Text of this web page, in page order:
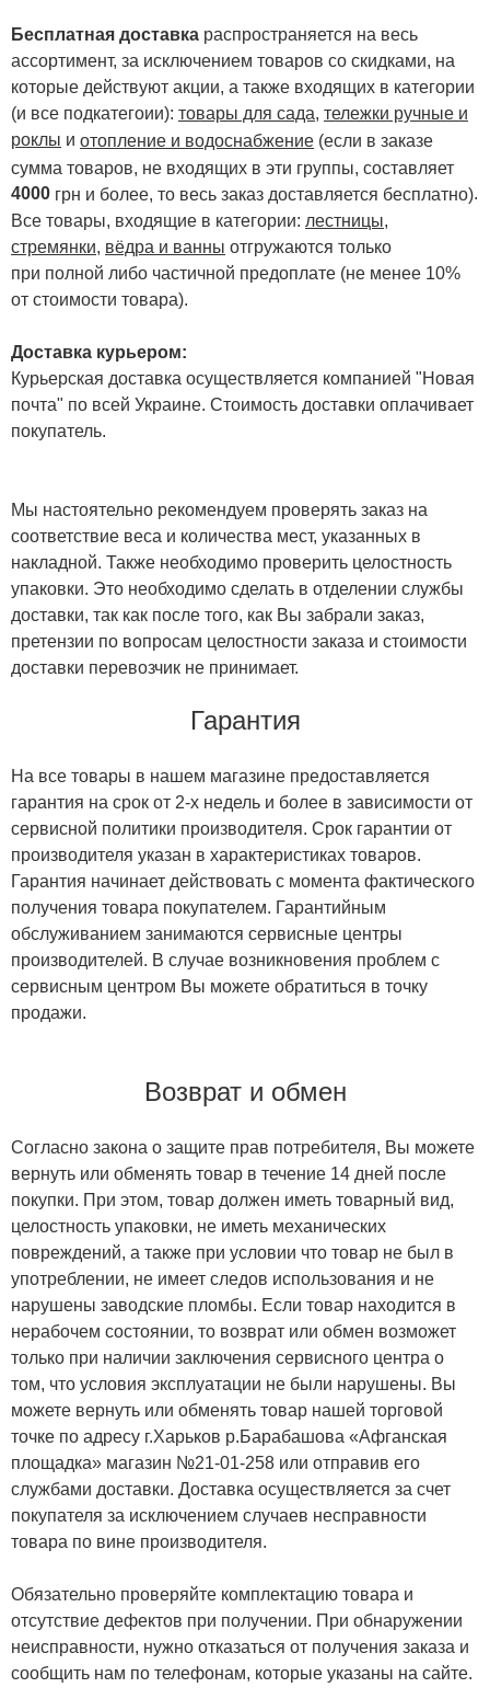
Бесплатная доставка распространяется на весь
ассортимент, за исключением товаров со скидками, на
которые действуют акции, а также входящих в категории
(и все подкатегоии): товары для сада, тележки ручные и
роклы и отопление и водоснабжение (если в заказе
сумма товаров, не входящих в эти группы, составляет
4000 грн и более, то весь заказ доставляется бесплатно).
Все товары, входящие в категории: лестницы,
стремянки, вёдра и ванны отгружаются только
при полной либо частичной предоплате (не менее 10%
от стоимости товара).
Доставка курьером:
Курьерская доставка осуществляется компанией "Новая
почта" по всей Украине. Стоимость доставки оплачивает
покупатель.
Мы настоятельно рекомендуем проверять заказ на
соответствие веса и количества мест, указанных в
накладной. Также необходимо проверить целостность
упаковки. Это необходимо сделать в отделении службы
доставки, так как после того, как Вы забрали заказ,
претензии по вопросам целостности заказа и стоимости
доставки перевозчик не принимает.
Гарантия
На все товары в нашем магазине предоставляется
гарантия на срок от 2-х недель и более в зависимости от
сервисной политики производителя. Срок гарантии от
производителя указан в характеристиках товаров.
Гарантия начинает действовать с момента фактического
получения товара покупателем. Гарантийным
обслуживанием занимаются сервисные центры
производителей. В случае возникновения проблем с
сервисным центром Вы можете обратиться в точку
продажи.
Возврат и обмен
Согласно закона о защите прав потребителя, Вы можете
вернуть или обменять товар в течение 14 дней после
покупки. При этом, товар должен иметь товарный вид,
целостность упаковки, не иметь механических
повреждений, а также при условии что товар не был в
употреблении, не имеет следов использования и не
нарушены заводские пломбы. Если товар находится в
нерабочем состоянии, то возврат или обмен возможет
только при наличии заключения сервисного центра о
том, что условия эксплуатации не были нарушены. Вы
можете вернуть или обменять товар нашей торговой
точке по адресу г.Харьков р.Барабашова «Афганская
площадка» магазин №21-01-258 или отправив его
службами доставки. Доставка осуществляется за счет
покупателя за исключением случаев несправности
товара по вине производителя.
Обязательно проверяйте комплектацию товара и
отсутствие дефектов при получении. При обнаружении
неисправности, нужно отказаться от получения заказа и
сообщить нам по телефонам, которые указаны на сайте.